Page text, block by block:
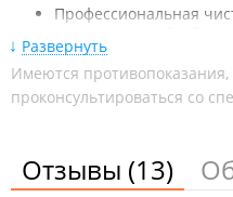
Профессиональная
Лечение зубов и дёсен:
Лечение и
Протезирование:
Развернуть
Имеются
проконсультироваться со
Отзывы (13)